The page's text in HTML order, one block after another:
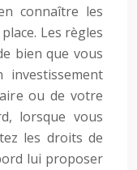
connaître les
Les règles
bien que vous
investissement
ou de votre
lorsque vous
les droits de
lui proposer